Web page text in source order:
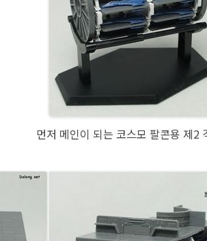
먼저 메인이 되는 코스모 팔콘용 제2